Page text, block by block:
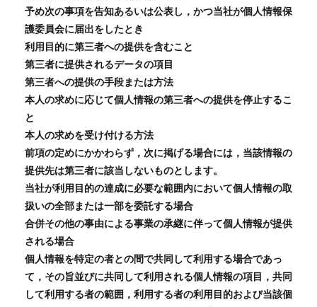
予め次の事項を告知あるいは公表し，かつ当社が個人情報保
護委員会に届出をしたとき
利用目的に第三者への提供を含むこと
第三者に提供されるデータの項目
第三者への提供の手段または方法
本人の求めに応じて個人情報の第三者への提供を停止するこ
と
本人の求めを受け付ける方法
前項の定めにかかわらず，次に掲げる場合には，当該情報の
提供先は第三者に該当しないものとします。
当社が利用目的の達成に必要な範囲内において個人情報の取
扱いの全部または一部を委託する場合
合併その他の事由による事業の承継に伴って個人情報が提供
される場合
個人情報を特定の者との間で共同して利用する場合であっ
て，その旨並びに共同して利用される個人情報の項目，共同
して利用する者の範囲，利用する者の利用目的および当該個